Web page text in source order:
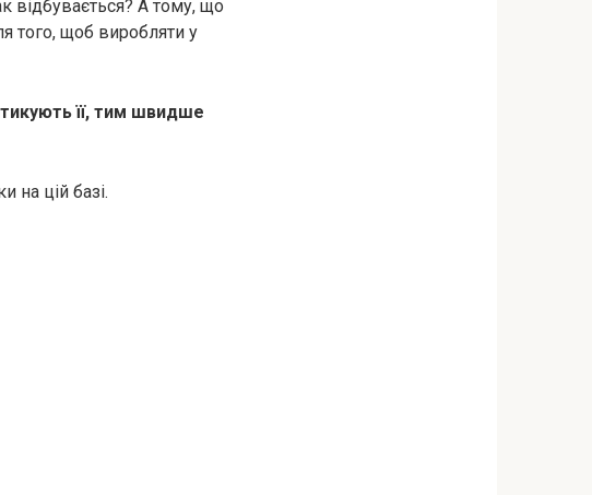
відбувається? А тому, що
того, щоб виробляти у
її, тим швидше
на цій базі.